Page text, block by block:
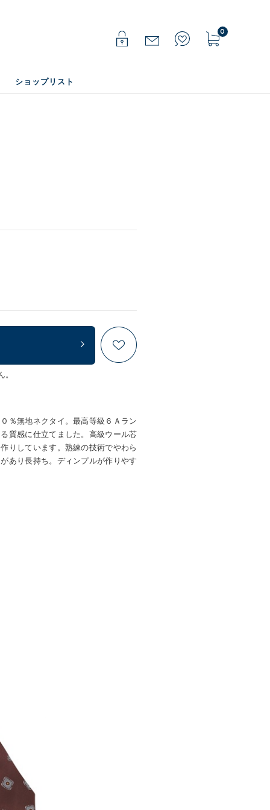
0
ショップリスト
％無地ネクタイ。最高等級６Ａラン
質感に仕立てました。高級ウール芯
りしています。熟練の技術でやわら
あり長持ち。ディンプルが作りやす